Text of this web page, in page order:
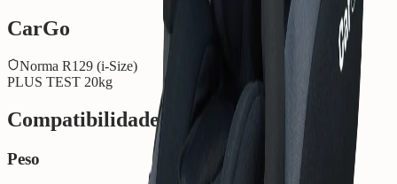
CarGo
Norma R129 (i-Size)
PLUS TEST 20kg
Compatibilidade e Uso
Peso